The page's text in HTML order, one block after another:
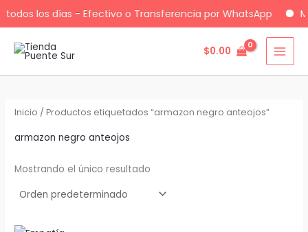
todos los días - Efectivo o Transferencia por WhatsApp
contenido
$0.00
Inicio / Productos etiquetados “armazon negro anteojos”
armazon negro anteojos
Mostrando el único resultado